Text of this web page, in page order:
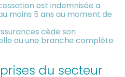
est indemnisée a
moins 5 ans au moment de
cède son
ou une branche complète
du secteur